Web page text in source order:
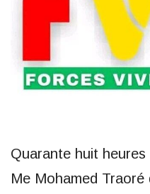
Quarante huit
Me Mohamed